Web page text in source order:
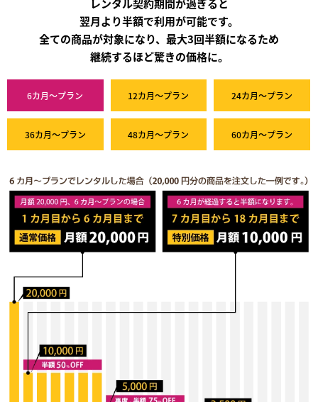
翌月より半額で利用が可能です。
全ての商品が対象になり、最大3回半額になるため
継続するほど驚きの価格に。
6カ月～プラン 12カ月～プラン 24カ月～プラン
36カ月～プラン 48カ月～プラン 60カ月～プラン